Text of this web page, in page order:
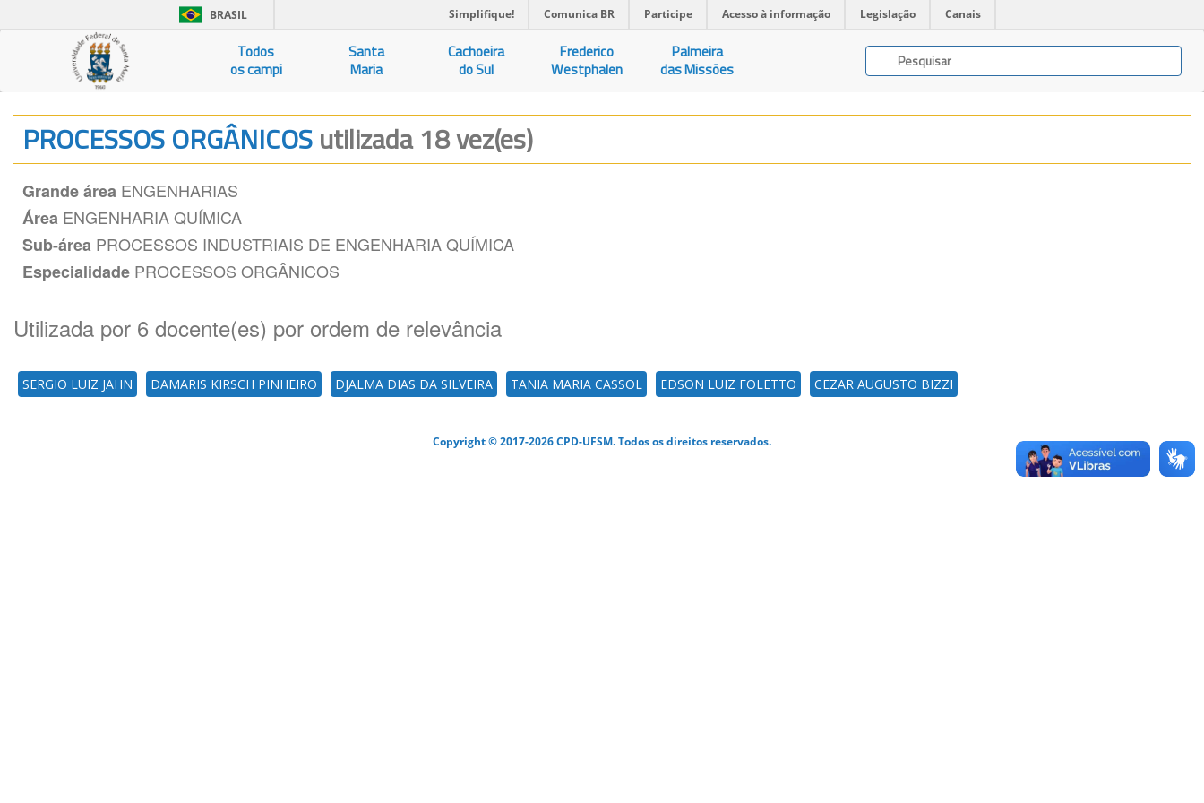
BRASIL Simplifique! Comunica BR Participe Acesso à informação Legislação Canais
Todos
os campi
Santa
Maria
Cachoeira
do Sul
Frederico
Westphalen
Palmeira
das Missões
PROCESSOS ORGÂNICOSutilizada 18 vez(es)
Grande área ENGENHARIAS
Área ENGENHARIA QUÍMICA
Sub-área PROCESSOS INDUSTRIAIS DE ENGENHARIA QUÍMICA
Especialidade PROCESSOS ORGÂNICOS
Utilizada por 6 docente(es) por ordem de relevância
SERGIO LUIZ JAHN DAMARIS KIRSCH PINHEIRO DJALMA DIAS DA SILVEIRA TANIA MARIA CASSOL EDSON LUIZ FOLETTO CEZAR AUGUSTO BIZZI
Copyright © 2017-2026 CPD-UFSM. Todos os direitos reservados.